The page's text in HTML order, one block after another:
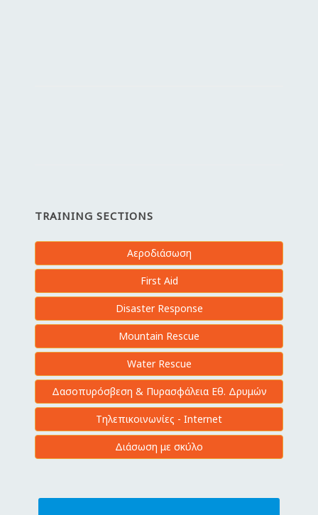
TRAINING SECTIONS
Αεροδιάσωση
First Aid
Disaster Response
Mountain Rescue
Water Rescue
Δασοπυρόσβεση & Πυρασφάλεια Εθ. Δρυμών
Τηλεπικοινωνίες - Internet
Διάσωση με σκύλο